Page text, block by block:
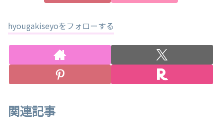
hyougakiseyoをフォローする
関連記事